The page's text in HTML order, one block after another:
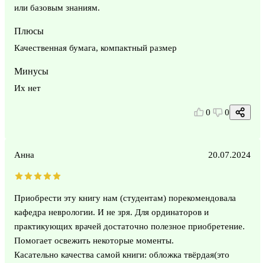
или базовым знаниям.
Плюсы
Качественная бумага, компактный размер
Минусы
Их нет
0 0
Анна 20.07.2024
Приобрести эту книгу нам (студентам) порекомендовала
кафедра неврологии. И не зря. Для ординаторов и
практикующих врачей достаточно полезное приобретение.
Помогает освежить некоторые моменты.
Касательно качества самой книги: обложка твёрдая(это